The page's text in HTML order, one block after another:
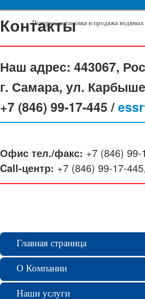
Поверка, установка и продажа водяных
Контакты
Наш адрес: 443067,
г. Самара, ул.
+7 (846) 99-17-445 /
Офис тел./факс: +7 (846) 99-
Call-центр: +7 (846) 99-17-
Главная страница
О Компании
Наши услуги